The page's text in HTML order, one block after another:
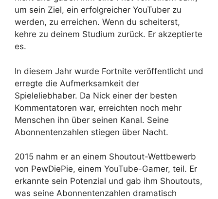
um sein Ziel, ein erfolgreicher YouTuber zu
werden, zu erreichen. Wenn du scheiterst,
kehre zu deinem Studium zurück. Er akzeptierte
es.
In diesem Jahr wurde Fortnite veröffentlicht und
erregte die Aufmerksamkeit der
Spieleliebhaber. Da Nick einer der besten
Kommentatoren war, erreichten noch mehr
Menschen ihn über seinen Kanal. Seine
Abonnentenzahlen stiegen über Nacht.
2015 nahm er an einem Shoutout-Wettbewerb
von PewDiePie, einem YouTube-Gamer, teil. Er
erkannte sein Potenzial und gab ihm Shoutouts,
was seine Abonnentenzahlen dramatisch